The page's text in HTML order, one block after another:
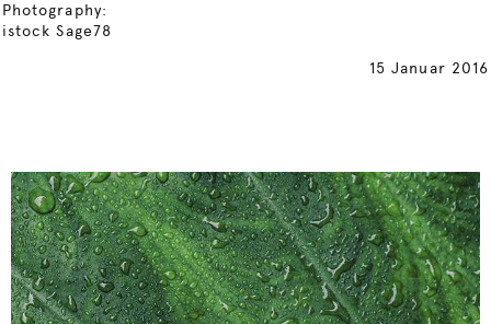
Photography:
istock Sage78
15 Januar 2016